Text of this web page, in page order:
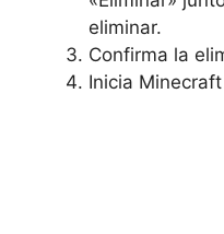
eliminar.
Confirma la
Inicia⁢